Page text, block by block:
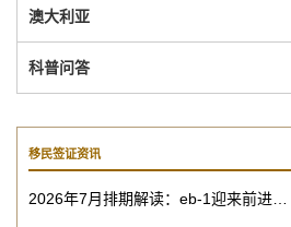
澳大利亚
科普问答
移民签证资讯
2026年7月排期解读：eb-1迎来前进…